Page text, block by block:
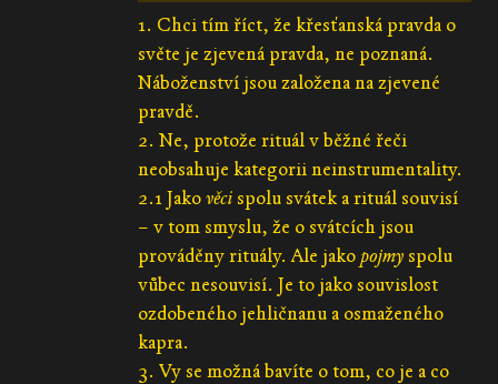
1. Chci tím říct, že křesťanská pravda o
světe je zjevená pravda, ne poznaná.
Náboženství jsou založena na zjevené
pravdě.
2. Ne, protože rituál v běžné řeči
neobsahuje kategorii neinstrumentality.
2.1 Jakověcispolu svátek a rituál souvisí
– v tom smyslu, že o svátcích jsou
prováděny rituály. Ale jakopojmyspolu
vůbec nesouvisí. Je to jako souvislost
ozdobeného jehličnanu a osmaženého
kapra.
3. Vy se možná bavíte o tom, co je a co